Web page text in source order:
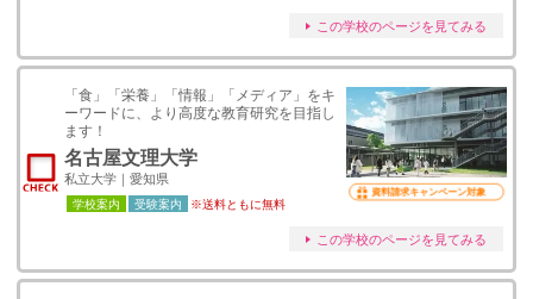
この学校のページを見てみる
「食」「栄養」「情報」「メディア」をキ
ーワードに、より高度な教育研究を目指し
ます！
名古屋文理大学
私立大学｜愛知県
学校案内 受験案内 ※送料ともに無料
資料請求キャンペーン対象
この学校のページを見てみる